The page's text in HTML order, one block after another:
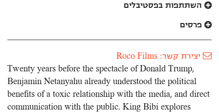
השתתפות בפסטיבלים
פרסים
יצירת קשר: Roco Films
Twenty years before the spectacle of Donald Trump,
Benjamin Netanyahu already understood the political
benefits of a toxic relationship with the media, and direct
communication with the public. King Bibi explores